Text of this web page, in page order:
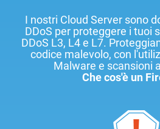
I nostri Cloud Server sono
DDoS per proteggere i tuoi
DDoS L3, L4 e L7.
codice malevolo, con
Malware e scansioni
Che cos'è un